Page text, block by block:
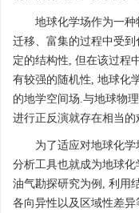
地球化学场作为一种
迁移、富集的过程中受
定的结构性, 但在该过程
有较强的随机性, 地球化
的地学空间场.与地球物
进行正反演就存在相当的
为了适应对地球化
分析工具也就成为地球
油气勘探研究为例, 利用
各向异性以及区域性差